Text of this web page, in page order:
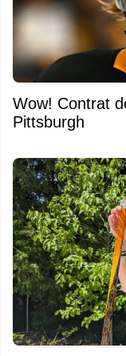
Wow! Contrat
Pittsburgh